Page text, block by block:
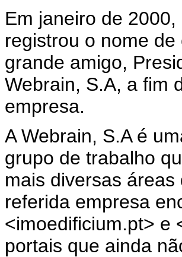
Em janeiro de
registrou o nome
grande amigo,
Webrain, S.A, a fim
empresa.
A Webrain, S.A é
grupo de trabalho
mais diversas
referida empresa
<imoedificium.pt> e
portais que ainda